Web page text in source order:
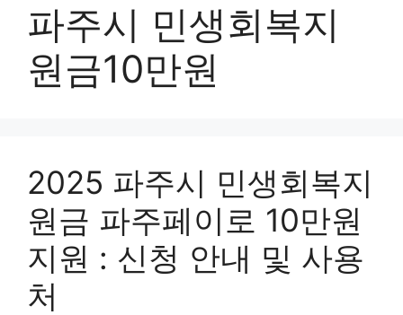
파주시 민생회복지
원금10만원
2025 파주시 민생회복지
원금 파주페이로 10만원
지원 : 신청 안내 및 사용
처